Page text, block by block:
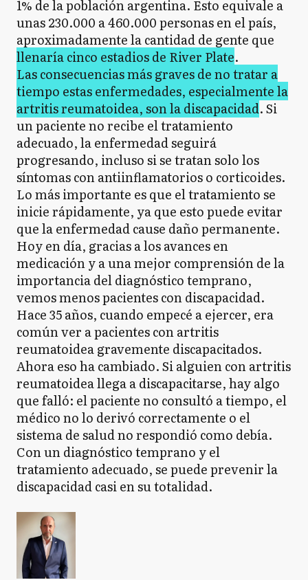
1% de la población argentina. Esto equivale a
unas 230.000 a 460.000 personas en el país,
aproximadamente la cantidad de gente que
llenaría cinco estadios de River Plate.
Las consecuencias más graves de no tratar a
tiempo estas enfermedades, especialmente la
artritis reumatoidea, son la discapacidad. Si
un paciente no recibe el tratamiento
adecuado, la enfermedad seguirá
progresando, incluso si se tratan solo los
síntomas con antiinflamatorios o corticoides.
Lo más importante es que el tratamiento se
inicie rápidamente, ya que esto puede evitar
que la enfermedad cause daño permanente.
Hoy en día, gracias a los avances en
medicación y a una mejor comprensión de la
importancia del diagnóstico temprano,
vemos menos pacientes con discapacidad.
Hace 35 años, cuando empecé a ejercer, era
común ver a pacientes con artritis
reumatoidea gravemente discapacitados.
Ahora eso ha cambiado. Si alguien con artritis
reumatoidea llega a discapacitarse, hay algo
que falló: el paciente no consultó a tiempo, el
médico no lo derivó correctamente o el
sistema de salud no respondió como debía.
Con un diagnóstico temprano y el
tratamiento adecuado, se puede prevenir la
discapacidad casi en su totalidad.